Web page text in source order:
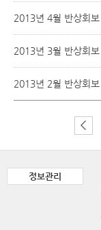
2013년 4월 반상회보
2013년 3월 반상회보
2013년 2월 반상회보
정보관리